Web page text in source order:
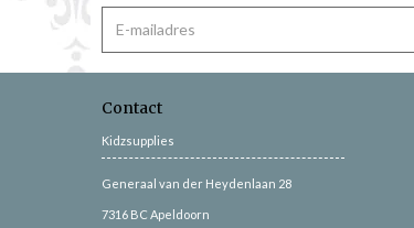
Contact
Kidzsupplies
Generaal van der Heydenlaan 28
7316 BC Apeldoorn